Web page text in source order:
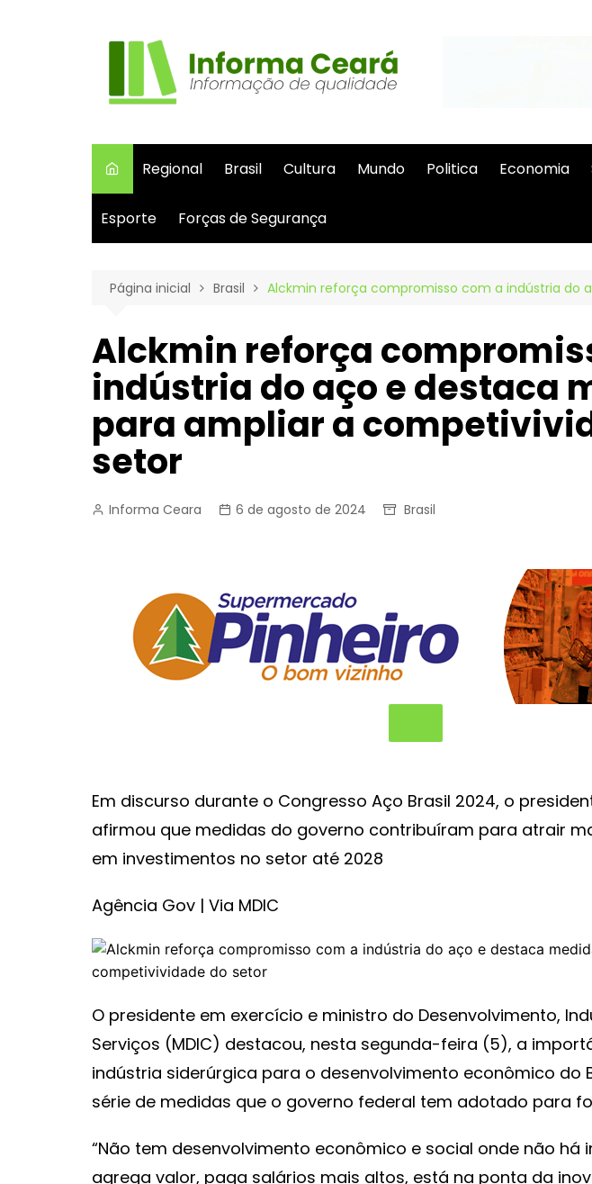
Regional Brasil Cultura Mundo Politica Economia
Esporte Forças de Segurança
Página inicial Brasil Alckmin reforça compromisso com a indústria do
Alckmin reforça
indústria do aço e destaca
para ampliar a
setor
Informa Ceara 6 de agosto de 2024 Brasil
Em discurso durante o Congresso Aço Brasil 2024, o
afirmou que medidas do governo contribuíram para atrair
em investimentos no setor até 2028
Agência Gov | Via MDIC
O presidente em exercício e ministro do Desenvolvimento,
Serviços (MDIC) destacou, nesta segunda-feira (5), a
indústria siderúrgica para o desenvolvimento econômico do
série de medidas que o governo federal tem adotado para
“Não tem desenvolvimento econômico e social onde não há
agrega valor, paga salários mais altos, está na ponta da